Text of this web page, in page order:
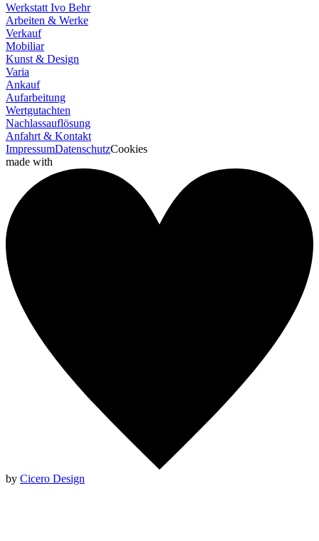
Werkstatt Ivo Behr
Arbeiten & Werke
Verkauf
Mobiliar
Kunst & Design
Varia
Ankauf
Aufarbeitung
Wertgutachten
Nachlassauflösung
Anfahrt & Kontakt
ImpressumDatenschutzCookies
made with
by Cicero Design